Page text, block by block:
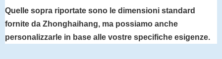
Quelle sopra riportate sono le dimensioni standard
fornite da Zhonghaihang, ma possiamo anche
personalizzarle in base alle vostre specifiche esigenze.